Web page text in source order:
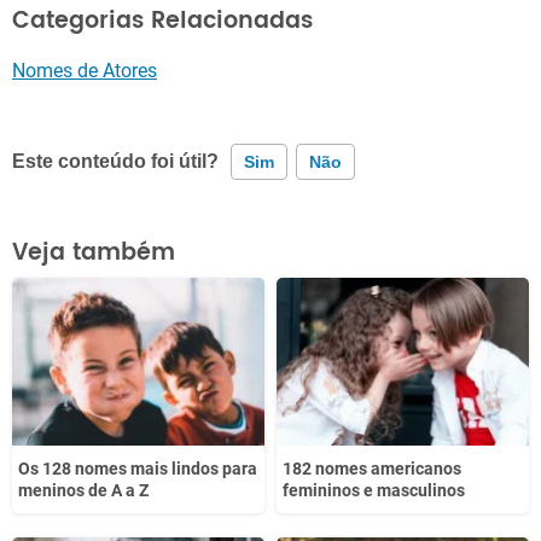
Categorias Relacionadas
Nomes de Atores
Este conteúdo foi útil? Sim Não
Este conteúdo contém informação incorreta
Este conteúdo não tem a informação que procuro
Outro
Veja também
Os 128 nomes mais lindos para
meninos de A a Z
182 nomes americanos
femininos e masculinos